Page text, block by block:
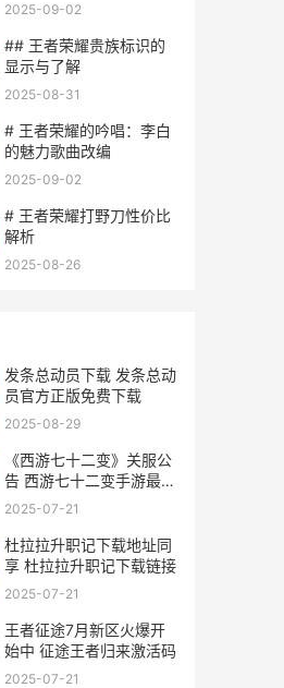
2025-09-02
## 王者荣耀贵族标识的
显示与了解
2025-08-31
# 王者荣耀的吟唱：李白
的魅力歌曲改编
2025-09-02
# 王者荣耀打野刀性价比
解析
2025-08-26
发条总动员下载 发条总动
员官方正版免费下载
2025-08-29
《西游七十二变》关服公
告 西游七十二变手游最强
组合
2025-07-21
杜拉拉升职记下载地址同
享 杜拉拉升职记下载链接
2025-07-21
王者征途7月新区火爆开
始中 征途王者归来激活码
2025-07-21